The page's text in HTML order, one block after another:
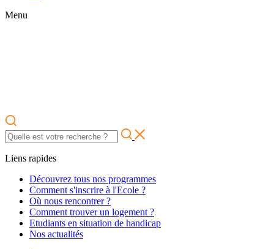
Menu
Liens rapides
Découvrez tous nos programmes
Comment s'inscrire à l'Ecole ?
Où nous rencontrer ?
Comment trouver un logement ?
Etudiants en situation de handicap
Nos actualités